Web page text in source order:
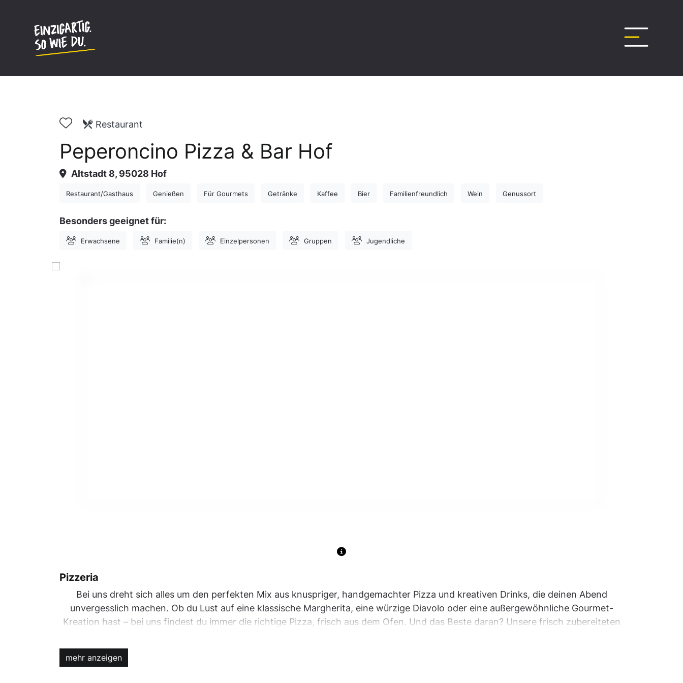
Restaurant
Peperoncino Pizza & Bar Hof
Altstadt 8, 95028 Hof
Restaurant/Gasthaus Genießen Für Gourmets Getränke Kaffee Bier Familienfreundlich Wein Genussort
Besonders geeignet für:
Erwachsene Familie(n) Einzelpersonen Gruppen Jugendliche
Pizzeria
Bei uns dreht sich alles um den perfekten Mix aus knuspriger, handgemachter Pizza und kreativen Drinks, die deinen Abend
unvergesslich machen. Ob du Lust auf eine klassische Margherita, eine würzige Diavolo oder eine außergewöhnliche Gourmet-
Kreation hast – bei uns findest du immer die richtige Pizza, frisch aus dem Ofen. Und das Beste daran? Unsere frisch zubereiteten
mehr anzeigen